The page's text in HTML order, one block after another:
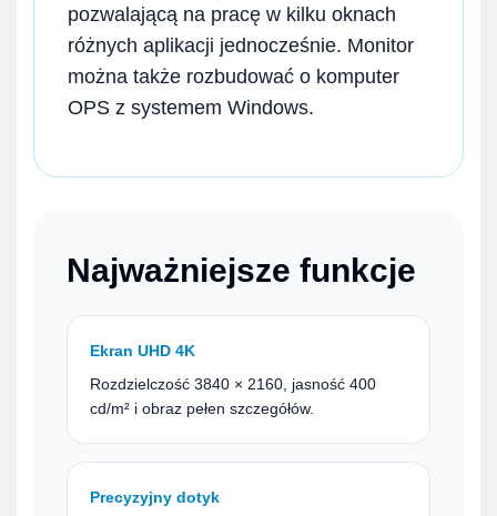
pozwalającą na pracę w kilku oknach
różnych aplikacji jednocześnie. Monitor
można także rozbudować o komputer
OPS z systemem Windows.
Najważniejsze funkcje
Ekran UHD 4K
Rozdzielczość 3840 × 2160, jasność 400
cd/m² i obraz pełen szczegółów.
Precyzyjny dotyk